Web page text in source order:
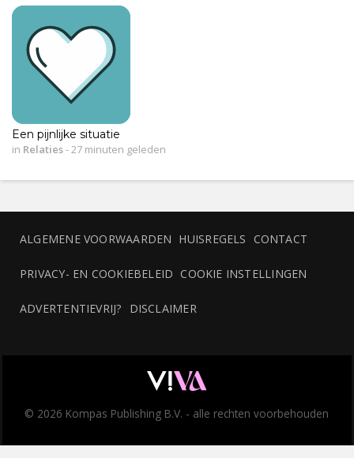
Een pijnlijke situatie
in Relaties- 27 minuten geleden
ALGEMENE VOORWAARDEN HUISREGELS CONTACT
PRIVACY- EN COOKIEBELEID COOKIE INSTELLINGEN
ADVERTENTIEVRIJ? DISCLAIMER
© 2026 Kompas Publishing B.V. - alle rechten voorbehouden